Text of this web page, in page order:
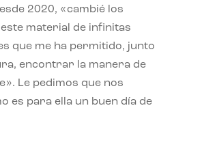
2020, «cambié los
material de infinitas
que me ha permitido, junto
encontrar la manera de
Le pedimos que nos
es para ella un buen día de